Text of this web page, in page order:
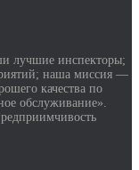
лучшие инспекторы;
наша миссия —
качества по
обслуживание».